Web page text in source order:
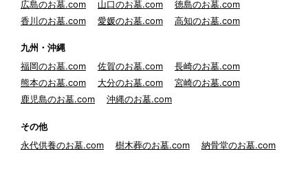
広島のお墓.com
山口のお墓.com
徳島のお墓.com
香川のお墓.com
愛媛のお墓.com 高知のお墓.com
九州・沖縄
福岡のお墓.com
佐賀のお墓.com
長崎のお墓.com
熊本のお墓.com
大分のお墓.com
宮崎のお墓.com
鹿児島のお墓.com
沖縄のお墓.com
その他
永代供養のお墓.com
樹木葬のお墓.com 納骨堂のお墓.com